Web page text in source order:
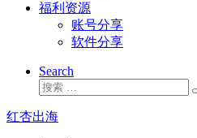
福利资源
账号分享
软件分享
Search
搜
红杏出海